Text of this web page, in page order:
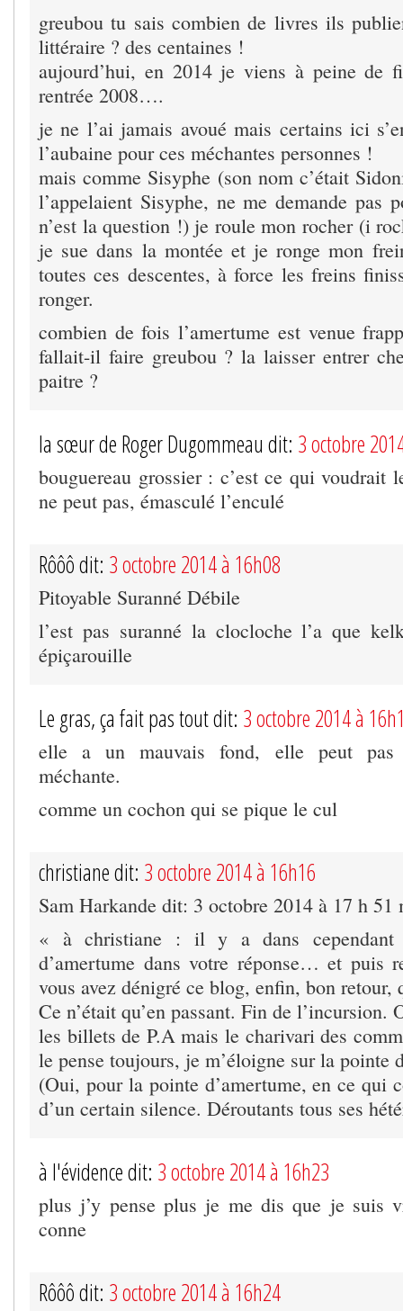
greubou tu sais combien de livres ils
littéraire ? des centaines !
aujourd’hui, en 2014 je viens à peine de
rentrée 2008….
je ne l’ai jamais avoué mais certains ici
l’aubaine pour ces méchantes personnes !
mais comme Sisyphe (son nom c’était
l’appelaient Sisyphe, ne me demande pas
n’est la question !) je roule mon rocher (i
je sue dans la montée et je ronge mon
toutes ces descentes, à force les freins
ronger.
combien de fois l’amertume est venue
fallait-il faire greubou ? la laisser entrer
paitre ?
la sœur de Roger Dugommeau dit: 3 octobre
bouguereau grossier : c’est ce qui
ne peut pas, émasculé l’enculé
Rôôô dit: 3 octobre 2014 à 16h08
Pitoyable Suranné Débile
l’est pas suranné la clocloche l’a que
épiçarouille
Le gras, ça fait pas tout dit: 3 octobre 2014 à
elle a un mauvais fond, elle peut pas
méchante.
comme un cochon qui se pique le cul
christiane dit: 3 octobre 2014 à 16h16
Sam Harkande dit: 3 octobre 2014 à 17 h 51
« à christiane : il y a dans cependant
d’amertume dans votre réponse… et puis
vous avez dénigré ce blog, enfin, bon retour,
Ce n’était qu’en passant. Fin de l’incursion.
les billets de P.A mais le charivari des
le pense toujours, je m’éloigne sur la pointe
(Oui, pour la pointe d’amertume, en ce qui
d’un certain silence. Déroutants tous ses
à l'évidence dit: 3 octobre 2014 à 16h23
plus j’y pense plus je me dis que je suis
conne
Rôôô dit: 3 octobre 2014 à 16h24